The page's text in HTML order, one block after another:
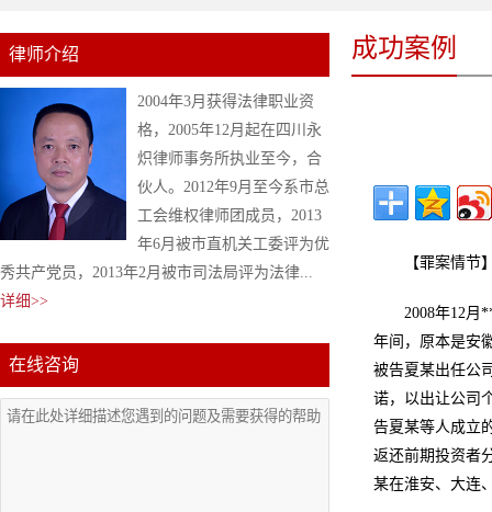
律师介绍
2004年3月获得法律职业资
格，2005年12月起在四川永
炽律师事务所执业至今，合
伙人。2012年9月至今系市总
工会维权律师团成员，2013
年6月被市直机关工委评为优
秀共产党员，2013年2月被市司法局评为法律...
详细>>
在线咨询
成功案例
【罪案情节
2008年12月
年间，原本是安
被告夏某出任公
诺，以出让公司
告夏某等人成立
返还前期投资者
某在淮安、大连